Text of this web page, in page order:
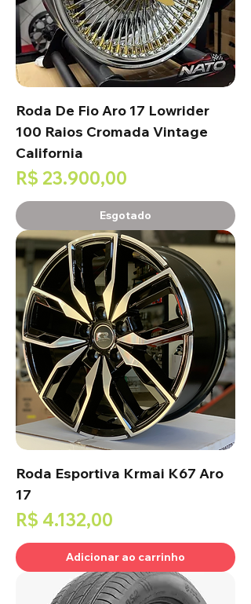
Roda De Fio Aro 17 Lowrider
100 Raios Cromada Vintage
California
Preço
R$ 23.900,00
Esgotado
Roda Esportiva Krmai K67 Aro
17
Preço
R$ 4.132,00
Adicionar ao carrinho